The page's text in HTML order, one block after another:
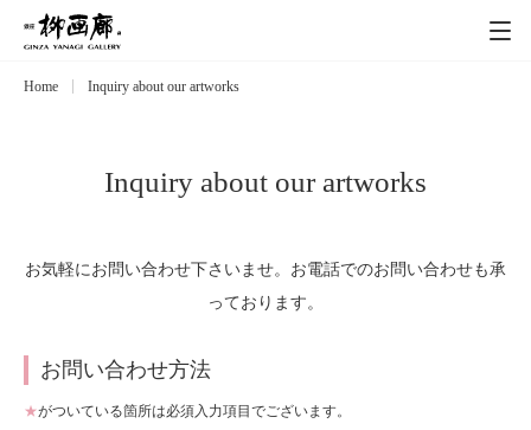
Exhibitions
Home Inquiry about our artworks
Inquiry about our artworks
お気軽にお問い合わせ下さいませ。お電話でのお問い合わせも承
っております。
お問い合わせ方法
★がついている箇所は必須入力項目でございます。